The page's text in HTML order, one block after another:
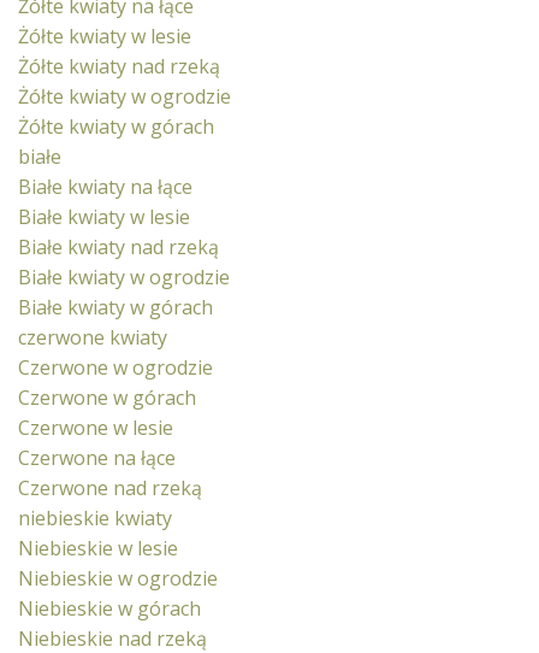
Żółte kwiaty na łące
Żółte kwiaty w lesie
Żółte kwiaty nad rzeką
Żółte kwiaty w ogrodzie
Żółte kwiaty w górach
białe
Białe kwiaty na łące
Białe kwiaty w lesie
Białe kwiaty nad rzeką
Białe kwiaty w ogrodzie
Białe kwiaty w górach
czerwone kwiaty
Czerwone w ogrodzie
Czerwone w górach
Czerwone w lesie
Czerwone na łące
Czerwone nad rzeką
niebieskie kwiaty
Niebieskie w lesie
Niebieskie w ogrodzie
Niebieskie w górach
Niebieskie nad rzeką